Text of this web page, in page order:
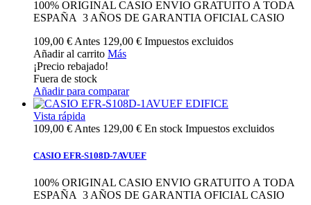
100% ORIGINAL CASIO ENVIO GRATUITO A TODA
ESPAÑA 3 AÑOS DE GARANTIA OFICIAL CASIO
109,00 € Antes 129,00 € Impuestos excluidos
Añadir al carrito Más
¡Precio rebajado!
Fuera de stock
Añadir para comparar
Vista rápida
109,00 € Antes 129,00 € En stock Impuestos excluidos
CASIO EFR-S108D-7AVUEF
100% ORIGINAL CASIO ENVIO GRATUITO A TODA
ESPAÑA 3 AÑOS DE GARANTIA OFICIAL CASIO